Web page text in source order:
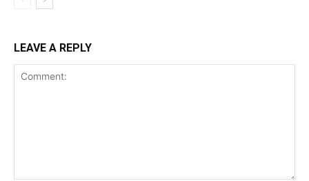
LEAVE A REPLY